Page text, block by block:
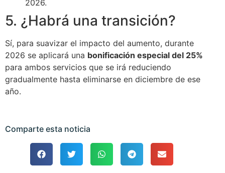
2026.
5. ¿Habrá una transición?
Sí, para suavizar el impacto del aumento, durante
2026 se aplicará una bonificación especial del 25%
para ambos servicios que se irá reduciendo
gradualmente hasta eliminarse en diciembre de ese
año.
Comparte esta noticia